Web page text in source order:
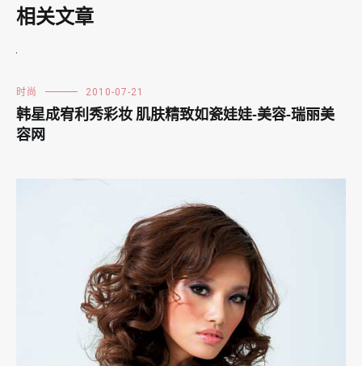
相关文章
时尚 2010-07-21
韩星成宥利秀彩妆 肌肤精致如瓷娃娃-美容-瑞丽美
容网